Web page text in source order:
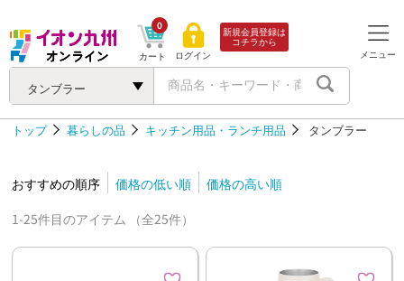
タンブラー
カート
0
ログイン
新規会員登録は
コチラから
メニュー
トップ 暮らしの品 キッチン用品・ランチ用品 タンブラー
おすすめの順序 価格の低い順
価格の高い順
1-25件目のアイテム （全25件）